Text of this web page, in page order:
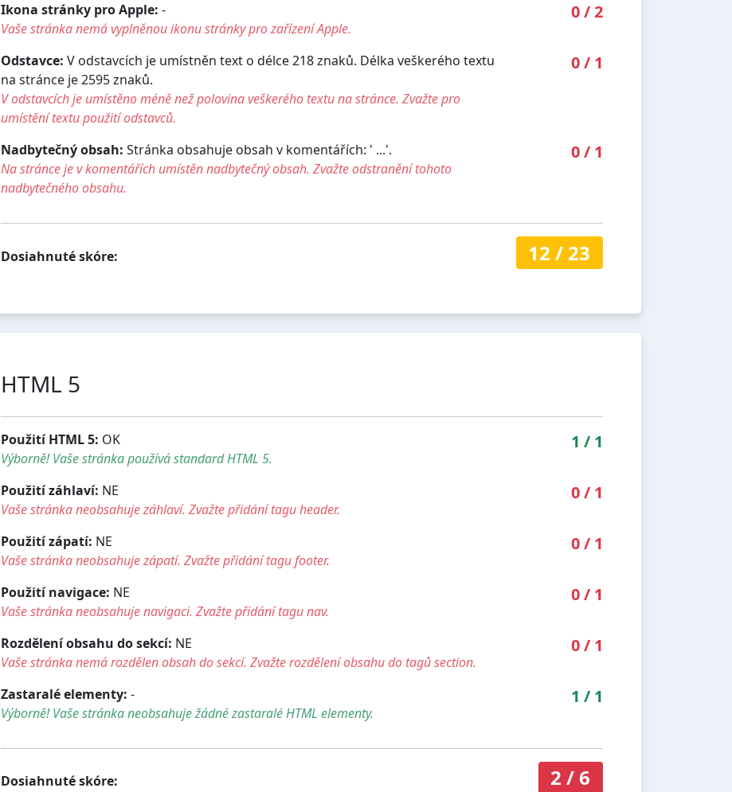
Ikona stránky pro Apple: -
Vaše stránka nemá vyplněnou ikonu stránky pro zařízení Apple.
0/2
Odstavce: V odstavcích je umístněn text o délce 218 znaků. Délka veškerého textu
na stránce je 2595 znaků.
V odstavcích je umístěno méně než polovina veškerého textu na stránce. Zvažte pro
umístění textu použití odstavců.
0/ 1
Nadbytečný obsah: Stránka obsahuje obsah v komentářích: ' ...'.
Na stránce je v komentářích umístěn nadbytečný obsah. Zvažte odstranění tohoto
nadbytečného obsahu.
0/ 1
Dosiahnuté skóre: 12 / 23
HTML 5
Použití HTML 5: OK
Výborně! Vaše stránka používá standard HTML 5.
1 / 1
Použití záhlaví: NE
Vaše stránka neobsahuje záhlaví. Zvažte přidání tagu header.
0/ 1
Použití zápatí: NE
Vaše stránka neobsahuje zápatí. Zvažte přidání tagu footer.
0/ 1
Použití navigace: NE
Vaše stránka neobsahuje navigaci. Zvažte přidání tagu nav.
0/ 1
Rozdělení obsahu do sekcí: NE
Vaše stránka nemá rozdělen obsah do sekcí. Zvažte rozdělení obsahu do tagů section.
0/ 1
Zastaralé elementy: -
Výborně! Vaše stránka neobsahuje žádné zastaralé HTML elementy.
1 / 1
Dosiahnuté skóre: 2 /6